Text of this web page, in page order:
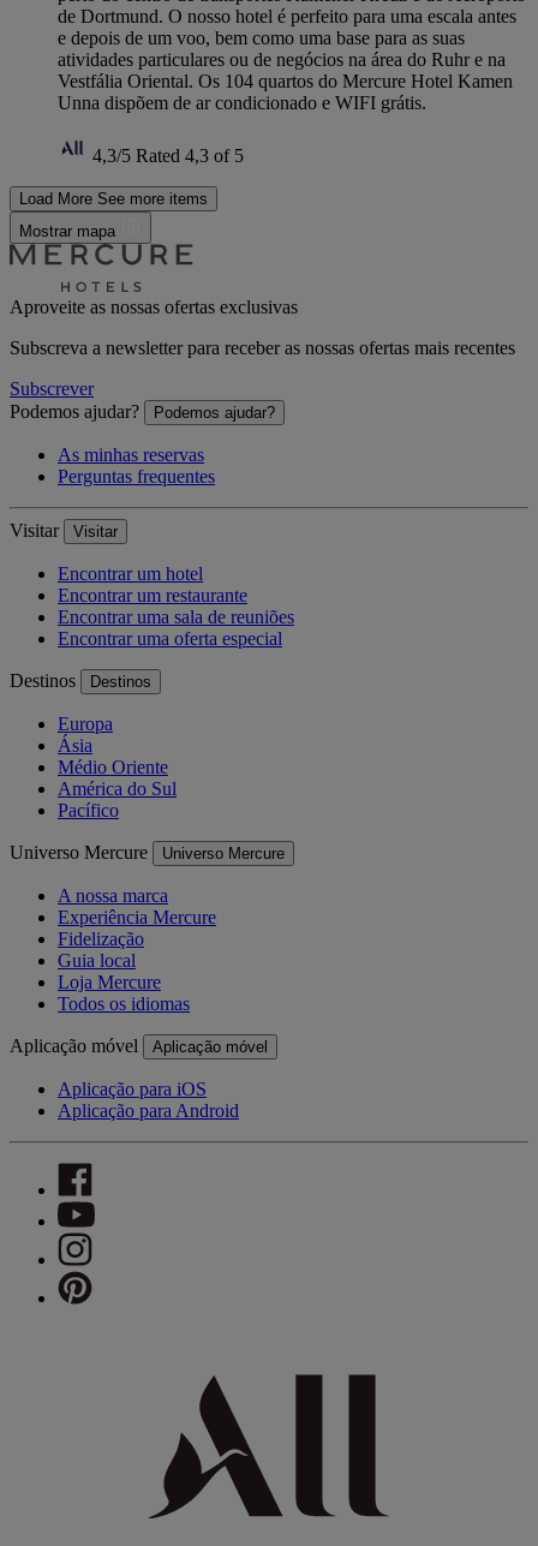
de Dortmund. O nosso hotel é perfeito para uma escala antes
e depois de um voo, bem como uma base para as suas
atividades particulares ou de negócios na área do Ruhr e na
Vestfália Oriental. Os 104 quartos do Mercure Hotel Kamen
Unna dispõem de ar condicionado e WIFI grátis.
4,3/5 Rated 4,3 of 5
Load More See more items
Mostrar mapa
Aproveite as nossas ofertas exclusivas
Subscreva a newsletter para receber as nossas ofertas mais recentes
Subscrever
Podemos ajudar?
Podemos ajudar?
As minhas reservas
Perguntas frequentes
Visitar Visitar
Encontrar um hotel
Encontrar um restaurante
Encontrar uma sala de reuniões
Encontrar uma oferta especial
Destinos Destinos
Europa
Ásia
Médio Oriente
América do Sul
Pacífico
Universo Mercure Universo Mercure
A nossa marca
Experiência Mercure
Fidelização
Guia local
Loja Mercure
Todos os idiomas
Aplicação móvel Aplicação móvel
Aplicação para iOS
Aplicação para Android